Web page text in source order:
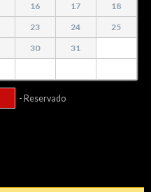
16 17
18
23 24
25
30 31
- Reservado